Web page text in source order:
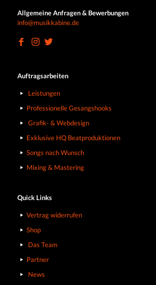
Allgemeine Anfragen & Bewerbungen
info@musikkabine.de
Auftragsarbeiten
Leistungen
Professionelle Gesangshooks
Grafik- & Webdesign
Exklusive HQ Beatproduktionen
Songs nach Wunsch
Mixing & Mastering
Quick Links
Vertrag widerrufen
Shop
Das Team
Partner
News